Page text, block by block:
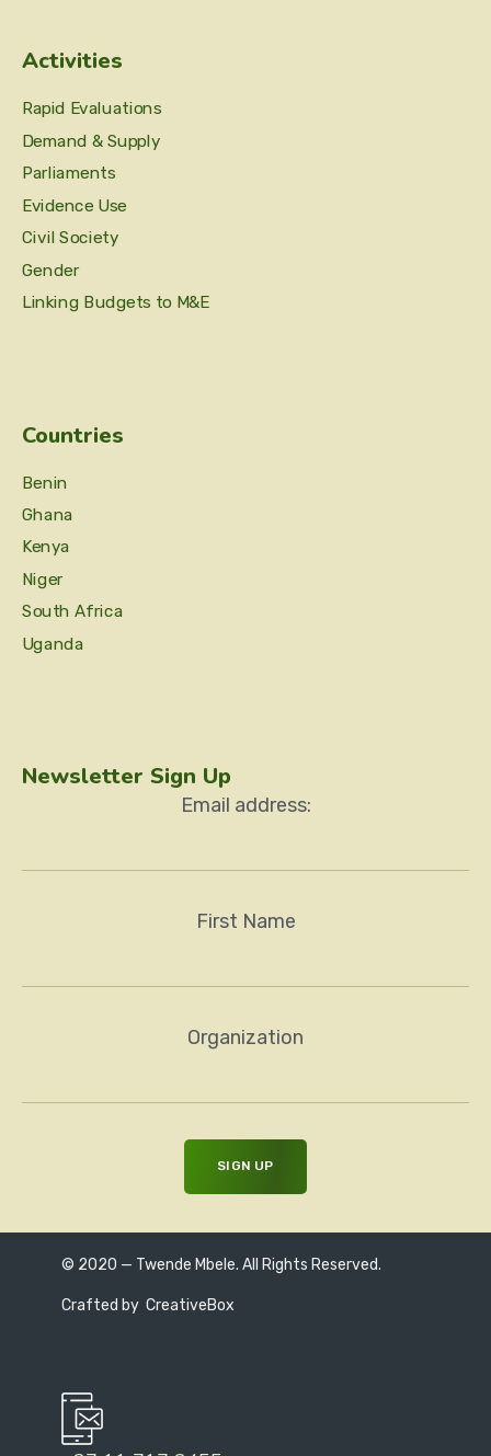
Activities
Rapid Evaluations
Demand & Supply
Parliaments
Evidence Use
Civil Society
Gender
Linking Budgets to M&E
Countries
Benin
Ghana
Kenya
Niger
South Africa
Uganda
Newsletter Sign Up
Email address:
First Name
Organization
© 2020 — Twende Mbele. All Rights Reserved.
Crafted by CreativeBox